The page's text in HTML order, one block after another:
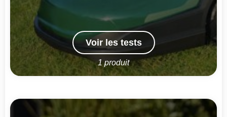
Voir les tests
1 produit